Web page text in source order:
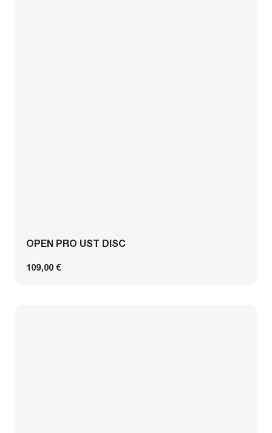
OPEN PRO UST DISC
109,00 €